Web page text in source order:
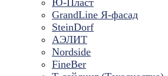
Ю-Пласт
GrandLine Я-фасад
SteinDorf
АЭЛИТ
Nordside
FineBer